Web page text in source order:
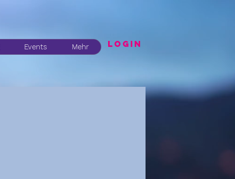
Events Mehr LogIN